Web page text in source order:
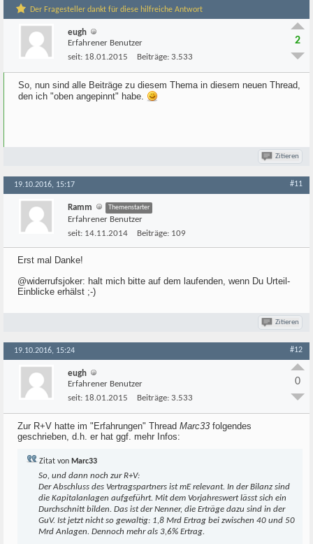
Der Fragesteller dankt für diese hilfreiche Antwort
eugh
Erfahrener Benutzer
seit: 18.01.2015 Beiträge: 3.533
2
So, nun sind alle Beiträge zu diesem Thema in diesem neuen Thread,
den ich "oben angepinnt" habe.
Zitieren
19.10.2016, 15:17 #11
Ramm Themenstarter
Erfahrener Benutzer
seit: 14.11.2014 Beiträge: 109
Erst mal Danke!
@widerrufsjoker: halt mich bitte auf dem laufenden, wenn Du Urteil-
Einblicke erhälst ;-)
Zitieren
19.10.2016, 15:24 #12
eugh
Erfahrener Benutzer
seit: 18.01.2015 Beiträge: 3.533
0
Zur R+V hatte im "Erfahrungen" Thread Marc33 folgendes
geschrieben, d.h. er hat ggf. mehr Infos:
Zitat von Marc33
So, und dann noch zur R+V:
Der Abschluss des Vertragspartners ist mE relevant. In der Bilanz sind
die Kapitalanlagen aufgeführt. Mit dem Vorjahreswert lässt sich ein
Durchschnitt bilden. Das ist der Nenner, die Erträge dazu sind in der
GuV. Ist jetzt nicht so gewaltig: 1,8 Mrd Ertrag bei zwischen 40 und 50
Mrd Anlagen. Dennoch mehr als 3,6% Ertrag.